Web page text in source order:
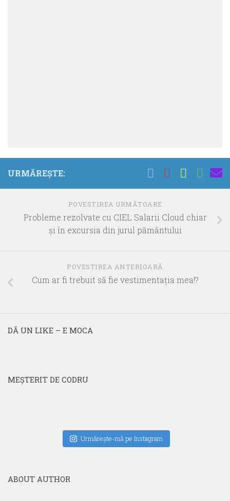
URMĂREȘTE:
POVESTIREA URMĂTOARE
Probleme rezolvate cu CIEL Salarii Cloud chiar
şi în excursia din jurul pământului
POVESTIREA ANTERIOARĂ
Cum ar fi trebuit să fie vestimentaţia mea!?
DĂ UN LIKE – E MOCA
MEŞTERIT DE CODRU
Urmăreşte-mă pe Instagram
ABOUT AUTHOR